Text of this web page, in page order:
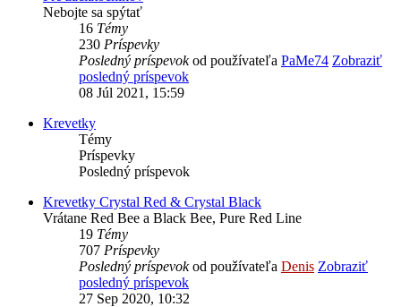
Nebojte sa spýtať
16 Témy
230 Príspevky
Posledný príspevokod používateľa PaMe74 Zobraziť
posledný príspevok
08 Júl 2021, 15:59
Krevetky
Témy
Príspevky
Posledný príspevok
Krevetky Crystal Red & Crystal Black
Vrátane Red Bee a Black Bee, Pure Red Line
19 Témy
707 Príspevky
Posledný príspevokod používateľa Denis Zobraziť
posledný príspevok
27 Sep 2020, 10:32